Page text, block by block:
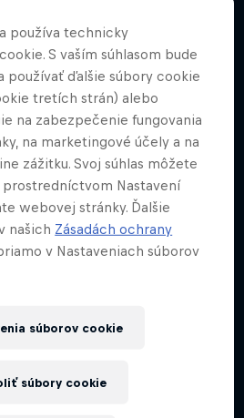
používa technicky
S vaším súhlasom bude
používať ďalšie súbory cookie
tretích strán) alebo
na zabezpečenie fungovania
na marketingové účely a na
zážitku. Svoj súhlas môžete
Nastavení
webovej stránky. Ďalšie
našich Zásadách ochrany
v Nastaveniach súborov
súborov cookie
súbory cookie